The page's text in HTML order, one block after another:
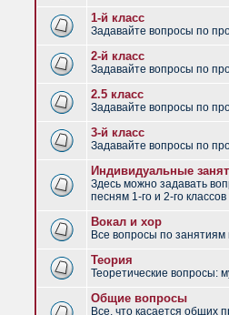
1-й класс
Задавайте вопросы по
2-й класс
Задавайте вопросы по
2.5 класс
Задавайте вопросы по
3-й класс
Задавайте вопросы по
Индивидуальные
Здесь можно задавать
песням 1-го и 2-го классов
Вокал и хор
Все вопросы по
Теория
Теоретические вопросы:
Общие вопросы
Все, что касается общих